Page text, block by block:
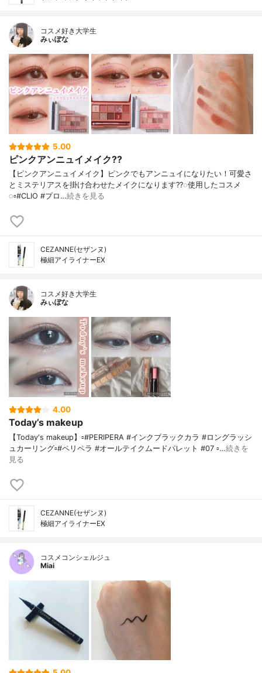
コスメ好き大学生
みぃぽな
5.00
ピンクアンニュイメイク??
【ピンクアンニュイメイク】ピンクでもアンニュイになりたい！可愛さ
とミステリアスを掛け合わせたメイクになります??︎︎◌使用したコスメ︎︎
◌▫️#CLIO #プロ…続きを見る
CEZANNE(セザンヌ)
極細アイライナーEX
コスメ好き大学生
みぃぽな
4.00
Today’s makeup
【Today's makeup】▫️#PERIPERA #インクブラックカラ #ロングラッシ
ュカーリング▫️#ペリペラ #オールテイクムードパレット #07 ▫…続きを
見る
CEZANNE(セザンヌ)
極細アイライナーEX
コスメコンシェルジュ
Miai